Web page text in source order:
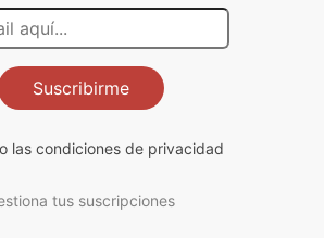
Suscribirme
las condiciones de privacidad
tus suscripciones